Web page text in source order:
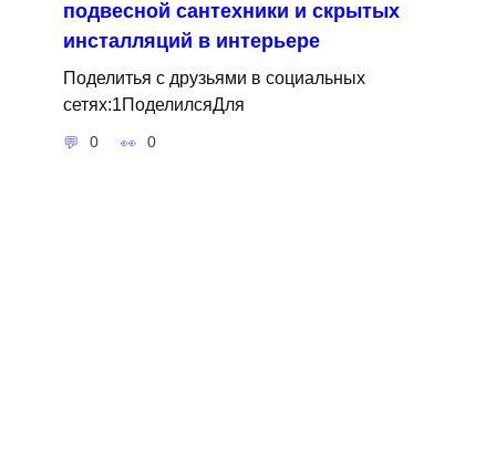
подвесной сантехники и скрытых
инсталляций в интерьере
Поделитья с друзьями в социальных
сетях:1ПоделилсяДля
0 0